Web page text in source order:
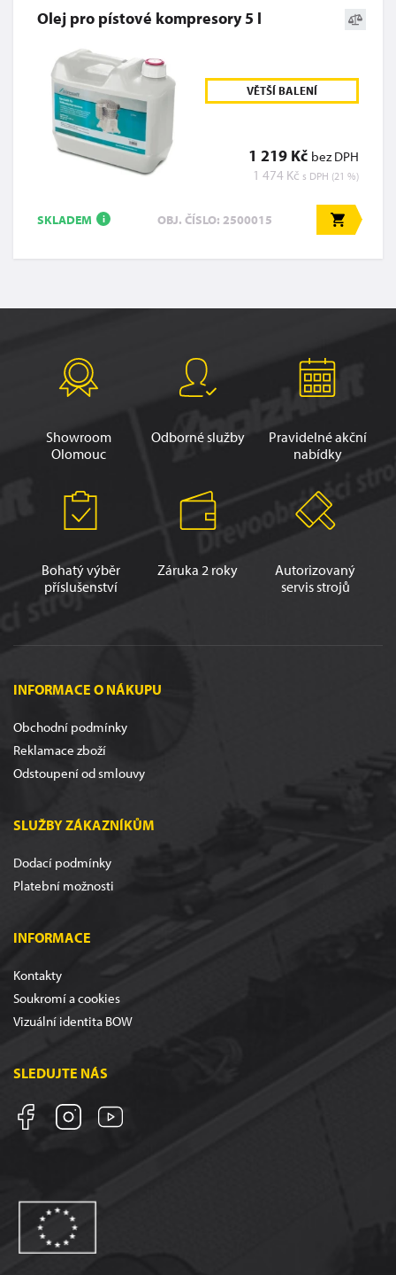
Olej pro pístové kompresory 5 l
VĚTŠÍ BALENÍ
1 219 Kč bez DPH
1 474 Kč s DPH (21 %)
SKLADEM i OBJ. ČÍSLO: 2500015
Showroom
Olomouc
Odborné služby
Pravidelné akční
nabídky
Bohatý výběr
příslušenství
Záruka 2 roky
Autorizovaný
servis strojů
INFORMACE O NÁKUPU
Obchodní podmínky
Reklamace zboží
Odstoupení od smlouvy
SLUŽBY ZÁKAZNÍKŮM
Dodací podmínky
Platební možnosti
INFORMACE
Kontakty
Soukromí a cookies
Vizuální identita BOW
SLEDUJTE NÁS